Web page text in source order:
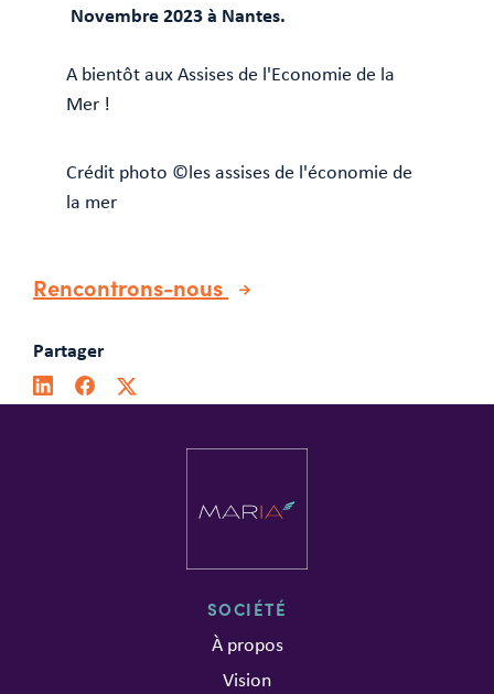
Novembre 2023 à Nantes.
A bientôt aux Assises de l'Economie de la
Mer !
Crédit photo ©️les assises de l'économie de
la mer
Rencontrons-nous
Partager
SOCIÉTÉ
À propos
Vision